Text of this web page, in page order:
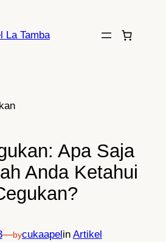
La Tamba
Apa Saja
Anda Ketahui
—bycukaapel in Artikel